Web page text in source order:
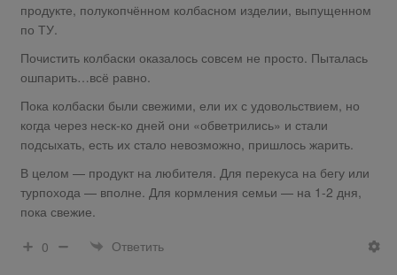
продукте, полукопчённом колбасном изделии, выпущенном
по ТУ.
Почистить колбаски оказалось совсем не просто. Пыталась
ошпарить…всё равно.
Пока колбаски были свежими, ели их с удовольствием, но
когда через неск-ко дней они «обветрились» и стали
подсыхать, есть их стало невозможно, пришлось жарить.
В целом — продукт на любителя. Для перекуса на бегу или
турпохода — вполне. Для кормления семьи — на 1-2 дня,
пока свежие.
0
Ответить